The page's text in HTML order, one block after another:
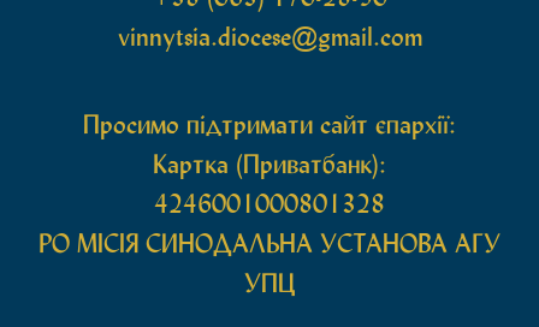
vinnytsia.diocese@gmail.com
Просимо підтримати сайт єпархії:
Картка (Приватбанк):
4246001000801328
РО МIСIЯ СИНОДАЛЬНА УСТАНОВА АГУ
УПЦ